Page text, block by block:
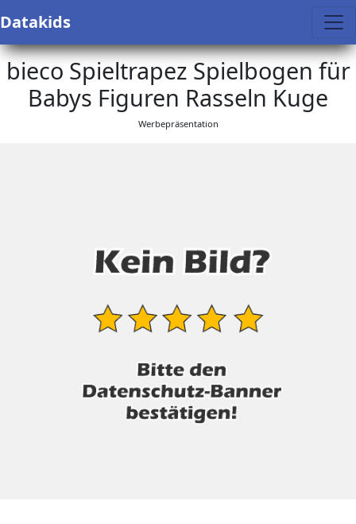
Datakids
bieco Spieltrapez Spielbogen für
Babys Figuren Rasseln Kuge
Werbepräsentation